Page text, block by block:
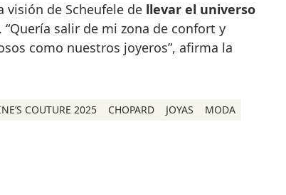
de Scheufele de llevar el universo
. “Quería salir de mi zona de confort y
como nuestros joyeros”, afirma la
COUTURE 2025 CHOPARD JOYAS MODA